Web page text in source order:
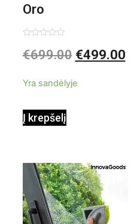
Oro
kondicionierius
0
iš
€699.00 €499.00
Yra sandėlyje
Į krepšelį